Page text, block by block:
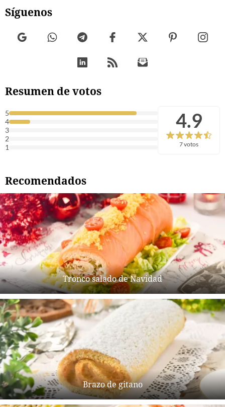
Síguenos
Resumen de votos
5
4
3
2
1
4.9
7 votos
Recomendados
Tronco salado de Navidad
Brazo de gitano